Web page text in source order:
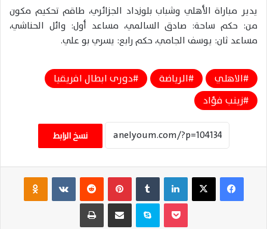
يدير مباراة الأهلي وشباب بلوزداد الجزائري، طاقم تحكيم مكون
من: حكم ساحة: صادق السالمي، مساعد أول: وائل الحناشي،
مساعد ثان: يوسف الجامي، حكم رابع: يسري بو علي.
الاهلي الرياضة
دورى ابطال افريقيا
زينب فؤاد
نسخ الرابط
فيسبوك ‫X لينكدإن بينتيريست ‏VKontakte
سكايب مشاركة عبر البريد طباعة